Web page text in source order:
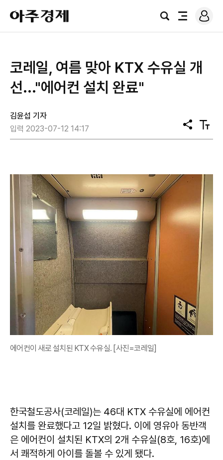
아
주
경
검
전
로
그
코레일, 여름 맞아 KTX 수유실 개
선..."에어컨 설치 완료"
김윤섭 기자
입력 2023-07-12 14:17
공
유
텍
스
에어컨이 새로 설치된 KTX 수유실. [사진=코레일]
한국철도공사(코레일)는 46대 KTX 수유실에 에어컨
설치를 완료했다고 12일 밝혔다. 이에 영유아 동반객
은 에어컨이 설치된 KTX의 2개 수유실(8호, 16호)에
서 쾌적하게 아이를 돌볼 수 있게 됐다.